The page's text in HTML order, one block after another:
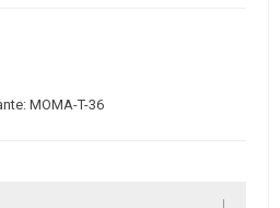
MOMA-T-36